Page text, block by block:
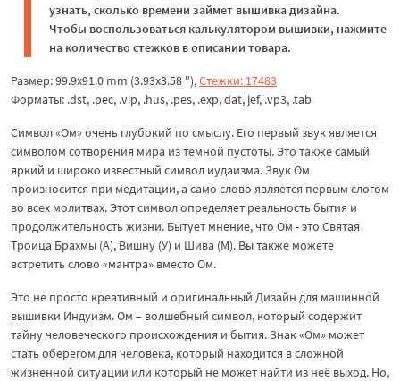
узнать, сколько времени займет вышивка дизайна.
Чтобы воспользоваться калькулятором вышивки, нажмите
на количество стежков в описании товара.
Размер: 99.9x91.0 mm (3.93x3.58 "),Стежки: 17483
Форматы: .dst, .pec, .vip, .hus, .pes, .exp, dat, jef, .vp3, .tab
Символ «Ом» очень глубокий по смыслу. Его первый звук является
символом сотворения мира из темной пустоты. Это также самый
яркий и широко известный символ иудаизма. Звук Ом
произносится при медитации, а само слово является первым слогом
во всех молитвах. Этот символ определяет реальность бытия и
продолжительность жизни. Бытует мнение, что Ом - это Святая
Троица Брахмы (А), Вишну (У) и Шива (М). Вы также можете
встретить слово «мантра» вместо Ом.
Это не просто креативный и оригинальный Дизайн для машинной
вышивки Индуизм. Ом – волшебный символ, который содержит
тайну человеческого происхождения и бытия. Знак «Ом» может
стать оберегом для человека, который находится в сложной
жизненной ситуации или который не может найти из неё выход. Но,